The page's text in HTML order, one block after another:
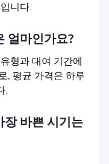
니다.
얼마인가요?
형과 대여 기간에
, 평균 가격은 하루
.
장 바쁜 시기는